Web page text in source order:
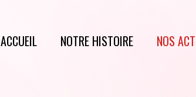
ACCUEIL NOTRE HISTOIRE NOS